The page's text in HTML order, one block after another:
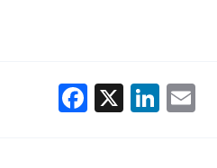
Facebook
X